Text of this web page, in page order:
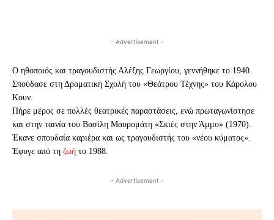
- Advertisement -
Ο ηθοποιός και τραγουδιστής Αλέξης Γεωργίου, γεννήθηκε το 1940.
Σπούδασε στη Δραματική Σχολή του «Θεάτρου Τέχνης» του Κάρολου
Κουν.
Πήρε μέρος σε πολλές θεατρικές παραστάσεις, ενώ πρωταγωνίστησε
και στην ταινία του Βασίλη Μαυρομάτη «Σκιές στην Άμμο» (1970).
Έκανε σπουδαία καριέρα και ως τραγουδιστής του «νέου κύματος».
Έφυγε από τη ζωή το 1988.
- Advertisement -